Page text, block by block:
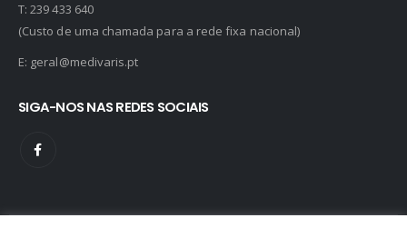
T:239 433 640
(Custo de uma chamada para a rede fixa nacional)
E: geral@medivaris.pt
SIGA-NOS NAS REDES SOCIAIS